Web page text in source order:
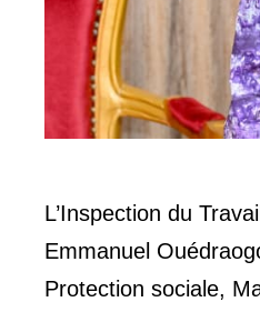
L’Inspection du
Emmanuel
Protection sociale,